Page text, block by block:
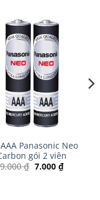
Panasonic Neo
gói 2 viên
9.000₫ Giá
7.000 ₫Giá
hiện